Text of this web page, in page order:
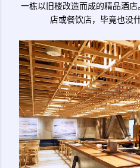
一栋以旧楼改造而成的精品酒
店或餐饮店，毕竟也没